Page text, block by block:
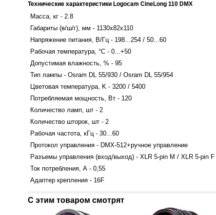
Технические характеристики Logocam CineLong 110 DMX
Масса, кг - 2.8
Габариты (в/ш/г), мм - 1130х82х110
Напряжение питания, В/Гц - 198...254 / 50...60
Рабочая температура, °С - 0...+50
Допустимая влажность, % - 95
Тип лампы - Osram DL 55/930 / Osram DL 55/954
Цветовая температура, K - 3200 / 5400
Потребляемая мощность, Вт - 120
Количество ламп, шт - 2
Количество шторок, шт - 2
Рабочая частота, кГц - 30...60
Протокол управления - DMX-512+ручное управление
Разъемы управления (вход/выход) - XLR 5-pin M / XLR 5-pin F
Ток потребления, А - 0,55
Адаптер крепления - 16F
С этим товаром смотрят